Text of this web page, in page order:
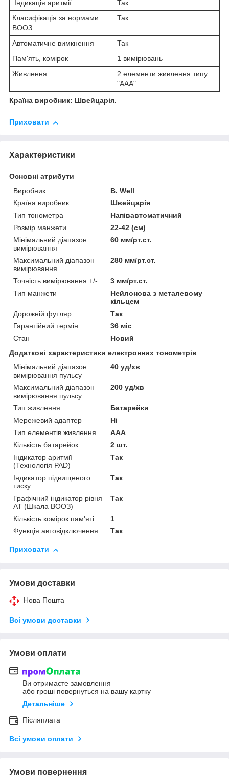
Індикація аритмії
Так
Класифікація за нормами
ВООЗ
Так
Автоматичне вимкнення
Так
Пам'ять, комірок
1 вимірювань
Живлення
2 елементи живлення типу
"ААА"
Країна виробник: Швейцарія.
Приховати
Характеристики
Основні атрибути
Виробник
B. Well
Країна виробник
Швейцарія
Тип тонометра
Напівавтоматичний
Розмір манжети
22-42 (см)
Мінімальний діапазон
вимірювання
60 мм/рт.ст.
Максимальний діапазон
вимірювання
280 мм/рт.ст.
Точність вимірювання +/-
3 мм/рт.ст.
Тип манжети
Нейлонова з металевому
кільцем
Дорожній футляр
Так
Гарантійний термін
36 міс
Стан
Новий
Додаткові характеристики електронних тонометрів
Мінімальний діапазон
вимірювання пульсу
40 уд/хв
Максимальний діапазон
вимірювання пульсу
200 уд/хв
Тип живлення
Батарейки
Мережевий адаптер
Ні
Тип елементів живлення
AAA
Кількість батарейок
2 шт.
Індикатор аритмії
(Технологія PAD)
Так
Індикатор підвищеного
тиску
Так
Графічний індикатор рівня
АТ (Шкала ВООЗ)
Так
Кількість комірок пам'яті
1
Функція автовідключення
Так
Приховати
Умови доставки
Нова Пошта
Всі умови доставки
Умови оплати
Ви отримаєте замовлення
або гроші повернуться на вашу картку
Детальніше
Післяплата
Всі умови оплати
Умови повернення